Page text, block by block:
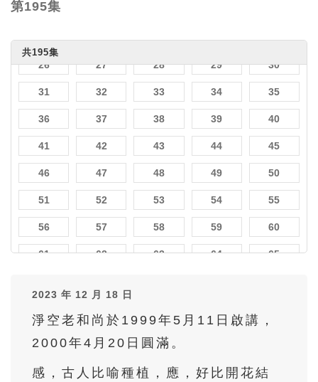
第195集
共195集
16
21 22 23 24 25
26 27 28 29 30
31 32 33 34 35
36 37 38 39 40
41 42 43 44 45
46 47 48 49 50
51 52 53 54 55
56 57 58 59 60
61 62 63 64 65
77 78
2023 年 12 月 18 日
淨空老和尚於1999年5月11日啟講，
2000年4月20日圓滿。
感，古人比喻種植，應，好比開花結